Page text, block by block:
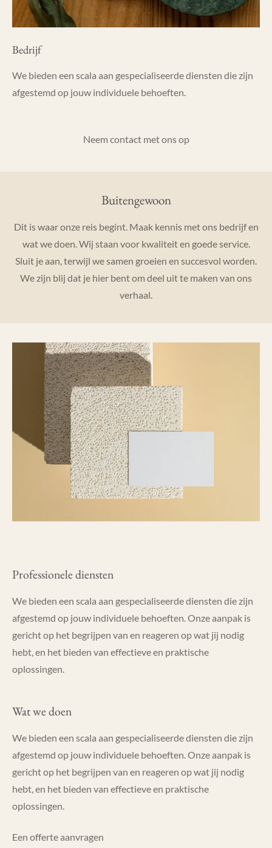
Bedrijf
We bieden een scala aan gespecialiseerde diensten die zijn
afgestemd op jouw individuele behoeften.
Neem contact met ons op
Buitengewoon
Dit is waar onze reis begint. Maak kennis met ons bedrijf en
wat we doen. Wij staan voor kwaliteit en goede service.
Sluit je aan, terwijl we samen groeien en succesvol worden.
We zijn blij dat je hier bent om deel uit te maken van ons
verhaal.
Professionele diensten
We bieden een scala aan gespecialiseerde diensten die zijn
afgestemd op jouw individuele behoeften. Onze aanpak is
gericht op het begrijpen van en reageren op wat jij nodig
hebt, en het bieden van effectieve en praktische
oplossingen.
Wat we doen
We bieden een scala aan gespecialiseerde diensten die zijn
afgestemd op jouw individuele behoeften. Onze aanpak is
gericht op het begrijpen van en reageren op wat jij nodig
hebt, en het bieden van effectieve en praktische
oplossingen.
Een offerte aanvragen